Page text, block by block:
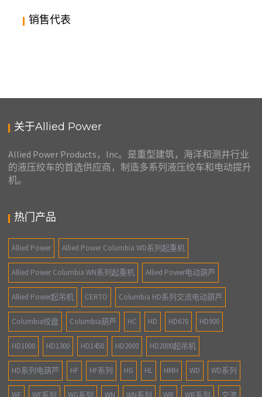
销售代表
关于Allied Power
Allied Power Products，Inc。是重型建筑，海洋和测井行业
的液压绞车的首选供应商，制造多系列液压绞车和电动提升
机。
热门产品
Allied Power Allied Power Columbia WD系列起重机
Allied Power Columbia WN系列起重机 Allied Power电动葫芦
Allied Power起吊机 CERTO Columbia HD系列交流电动葫芦
Columbia绞盘 Columbia葫芦 HC HD HD670 HD900
HD1000 HD1300 HD1450 HD2000 HD2000起吊机
HD系列电葫芦 HF HF系列 HG HL HMH WD WD系列
WF WF系列 WG系列 WN WN系列 WR WR系列 交流